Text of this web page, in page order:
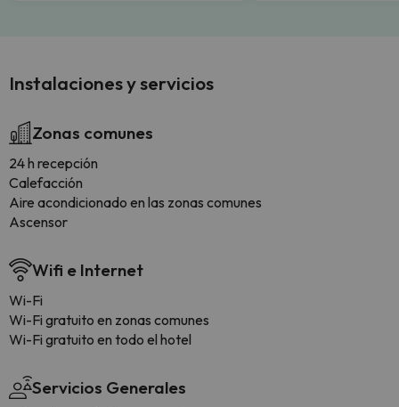
Instalaciones y servicios
Zonas comunes
24 h recepción
Calefacción
Aire acondicionado en las zonas comunes
Ascensor
Wifi e Internet
Wi-Fi
Wi-Fi gratuito en zonas comunes
Wi-Fi gratuito en todo el hotel
Servicios Generales